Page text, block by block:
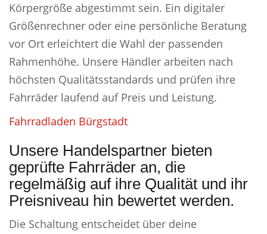
Körpergröße abgestimmt sein. Ein digitaler
Größenrechner oder eine persönliche Beratung
vor Ort erleichtert die Wahl der passenden
Rahmenhöhe. Unsere Händler arbeiten nach
höchsten Qualitätsstandards und prüfen ihre
Fahrräder laufend auf Preis und Leistung.
Fahrradladen Bürgstadt
Unsere Handelspartner bieten
geprüfte Fahrräder an, die
regelmäßig auf ihre Qualität und ihr
Preisniveau hin bewertet werden.
Die Schaltung entscheidet über deine